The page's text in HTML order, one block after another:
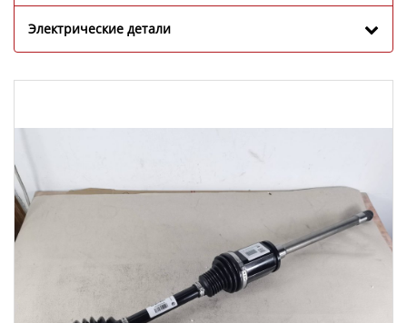
Электрические детали